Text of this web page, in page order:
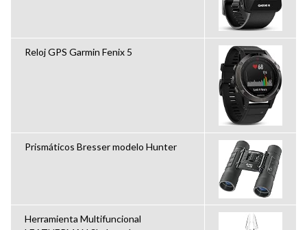
Reloj GPS Garmin Fenix 5
Prismáticos Bresser modelo Hunter
Herramienta Multifuncional